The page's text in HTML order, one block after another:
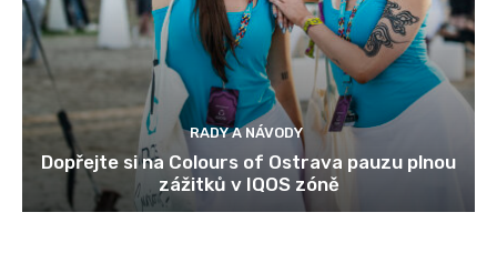
RADY A NÁVODY
Dopřejte si na Colours of Ostrava pauzu plnou
zážitků v IQOS zóně